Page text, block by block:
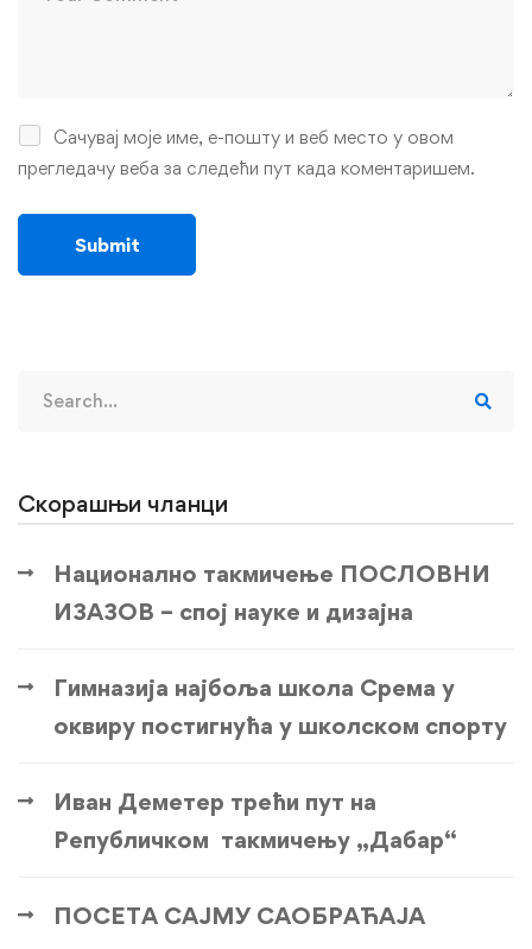
Сачувај моје име, е-пошту и веб место у овом
прегледачу веба за следећи пут када коментаришем.
for:
Скорашњи чланци
Национално такмичење ПОСЛОВНИ
ИЗАЗОВ – спој науке и дизајна
Гимназија најбоља школа Срема у
оквиру постигнућа у школском спорту
Иван Деметер трећи пут на
Републичком такмичењу „Дабар“
ПОСЕТА САЈМУ САОБРАЋАЈА